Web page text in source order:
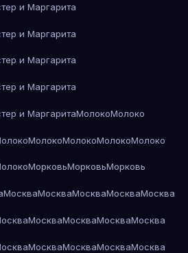
и Маргарита
и Маргарита
и Маргарита
и Маргарита
и МаргаритаМолокоМолоко
МолокоМолокоМолокоМолоко
МорковьМорковьМорковь
МоскваМоскваМоскваМоскваМосква
МоскваМоскваМоскваМосква
МоскваМоскваМоскваМосква